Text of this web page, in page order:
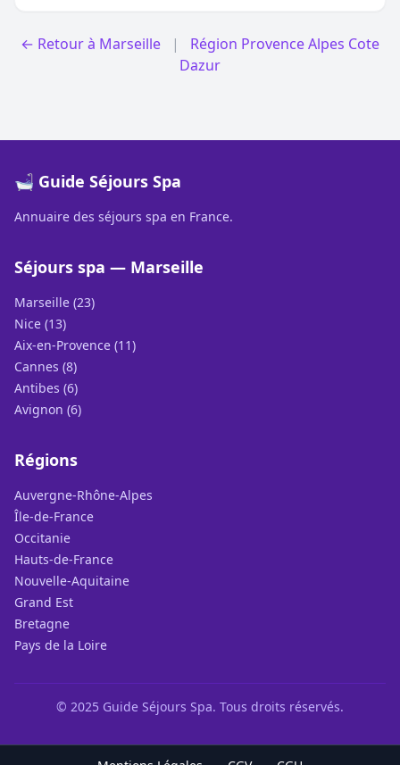
← Retour à Marseille |
Région Provence Alpes Cote
Dazur
🛁 Guide Séjours Spa
Annuaire des séjours spa en France.
Séjours spa — Marseille
Marseille (23)
Nice (13)
Aix-en-Provence (11)
Cannes (8)
Antibes (6)
Avignon (6)
Régions
Auvergne-Rhône-Alpes
Île-de-France
Occitanie
Hauts-de-France
Nouvelle-Aquitaine
Grand Est
Bretagne
Pays de la Loire
© 2025 Guide Séjours Spa. Tous droits réservés.